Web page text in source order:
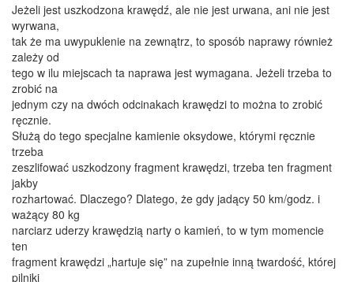
Jeżeli jest uszkodzona krawędź, ale nie jest urwana, ani nie jest
wyrwana,
tak że ma uwypuklenie na zewnątrz, to sposób naprawy również
zależy od
tego w ilu miejscach ta naprawa jest wymagana. Jeżeli trzeba to
zrobić na
jednym czy na dwóch odcinakach krawędzi to można to zrobić
ręcznie.
Służą do tego specjalne kamienie oksydowe, którymi ręcznie
trzeba
zeszlifować uszkodzony fragment krawędzi, trzeba ten fragment
jakby
rozhartować. Dlaczego? Dlatego, że gdy jadący 50 km/godz. i
ważący 80 kg
narciarz uderzy krawędzią narty o kamień, to w tym momencie
ten
fragment krawędzi „hartuje się” na zupełnie inną twardość, której
pilniki